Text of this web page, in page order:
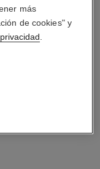
más
de cookies" y